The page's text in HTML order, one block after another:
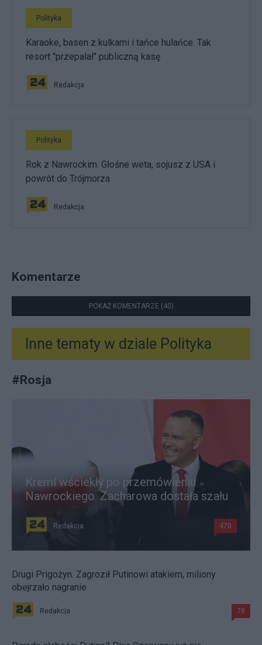
Polityka
Karaoke, basen z kulkami i tańce hulańce. Tak
resort "przepalał" publiczną kasę
Redakcja
Polityka
Rok z Nawrockim. Głośne weta, sojusz z USA i
powrót do Trójmorza
Redakcja
Komentarze
POKAŻ KOMENTARZE (40)
Inne tematy w dziale Polityka
#Rosja
Kreml wściekły po przemówieniu
Nawrockiego. Zacharowa dostała szału
Redakcja 470
Drugi Prigożyn. Zagroził Putinowi atakiem, miliony
obejrzało nagranie
Redakcja 78